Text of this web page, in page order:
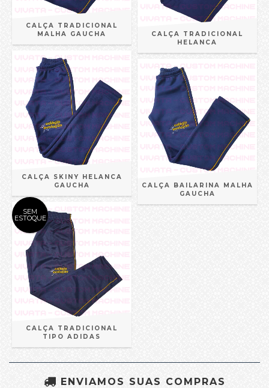
CALÇA TRADICIONAL
MALHA GAUCHA
CALÇA TRADICIONAL
HELANCA
CALÇA SKINY HELANCA
GAUCHA
CALÇA BAILARINA MALHA
GAUCHA
SEM
ESTOQUE
CALÇA TRADICIONAL
TIPO ADIDAS
ENVIAMOS SUAS COMPRAS